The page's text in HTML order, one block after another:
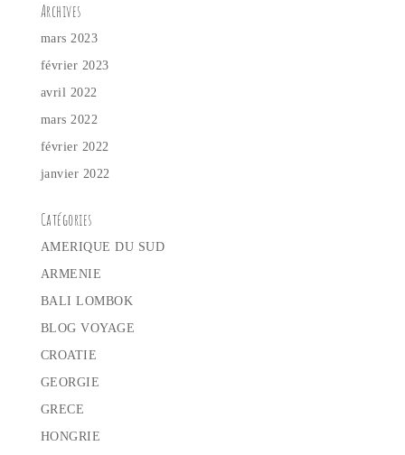
Archives
mars 2023
février 2023
avril 2022
mars 2022
février 2022
janvier 2022
Catégories
AMERIQUE DU SUD
ARMENIE
BALI LOMBOK
BLOG VOYAGE
CROATIE
GEORGIE
GRECE
HONGRIE